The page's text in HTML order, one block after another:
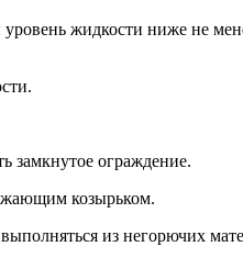
жидкости ниже не
замкнутое ограждение.
козырьком.
из негорючих